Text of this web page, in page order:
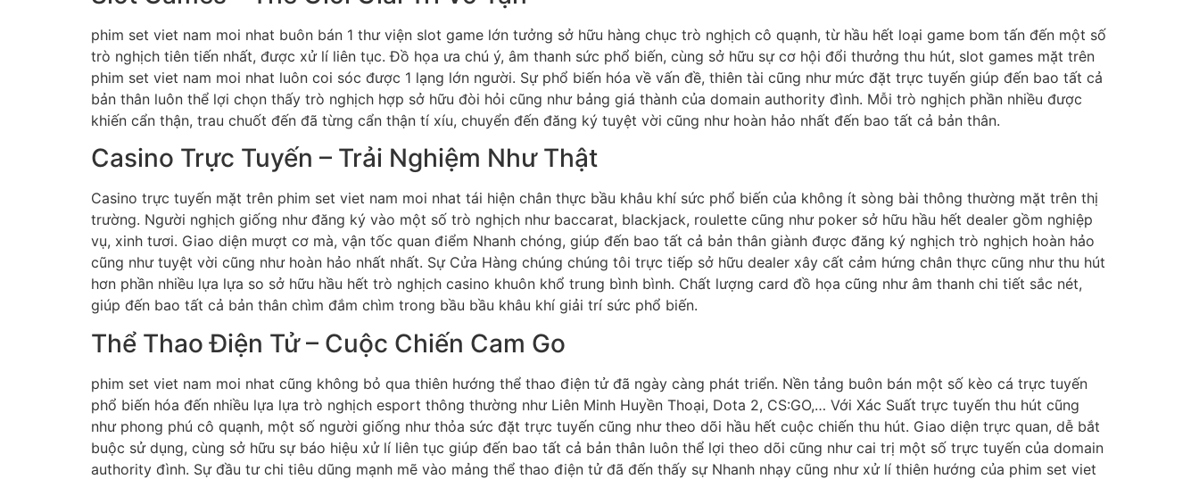
phim set viet nam moi nhat buôn bán 1 thư viện slot game lớn tưởng sở hữu hàng chục trò nghịch cô quạnh, từ hầu hết loại game bom tấn đến một số
trò nghịch tiên tiến nhất, được xử lí liên tục. Đồ họa ưa chú ý, âm thanh sức phổ biến, cùng sở hữu sự cơ hội đổi thưởng thu hút, slot games mặt trên
phim set viet nam moi nhat luôn coi sóc được 1 lạng lớn người. Sự phổ biến hóa về vấn đề, thiên tài cũng như mức đặt trực tuyến giúp đến bao tất cả
bản thân luôn thể lợi chọn thấy trò nghịch hợp sở hữu đòi hỏi cũng như bảng giá thành của domain authority đình. Mỗi trò nghịch phần nhiều được
khiến cẩn thận, trau chuốt đến đã từng cẩn thận tí xíu, chuyển đến đăng ký tuyệt vời cũng như hoàn hảo nhất đến bao tất cả bản thân.
Casino Trực Tuyến – Trải Nghiệm Như Thật
Casino trực tuyến mặt trên phim set viet nam moi nhat tái hiện chân thực bầu khâu khí sức phổ biến của không ít sòng bài thông thường mặt trên thị
trường. Người nghịch giống như đăng ký vào một số trò nghịch như baccarat, blackjack, roulette cũng như poker sở hữu hầu hết dealer gồm nghiệp
vụ, xinh tươi. Giao diện mượt cơ mà, vận tốc quan điểm Nhanh chóng, giúp đến bao tất cả bản thân giành được đăng ký nghịch trò nghịch hoàn hảo
cũng như tuyệt vời cũng như hoàn hảo nhất nhất. Sự Cửa Hàng chúng chúng tôi trực tiếp sở hữu dealer xây cất cảm hứng chân thực cũng như thu hút
hơn phần nhiều lựa lựa so sở hữu hầu hết trò nghịch casino khuôn khổ trung bình bình. Chất lượng card đồ họa cũng như âm thanh chi tiết sắc nét,
giúp đến bao tất cả bản thân chìm đắm chìm trong bầu bầu khâu khí giải trí sức phổ biến.
Thể Thao Điện Tử – Cuộc Chiến Cam Go
phim set viet nam moi nhat cũng không bỏ qua thiên hướng thể thao điện tử đã ngày càng phát triển. Nền tảng buôn bán một số kèo cá trực tuyến
phổ biến hóa đến nhiều lựa lựa trò nghịch esport thông thường như Liên Minh Huyền Thoại, Dota 2, CS:GO,… Với Xác Suất trực tuyến thu hút cũng
như phong phú cô quạnh, một số người giống như thỏa sức đặt trực tuyến cũng như theo dõi hầu hết cuộc chiến thu hút. Giao diện trực quan, dễ bắt
buộc sử dụng, cùng sở hữu sự báo hiệu xử lí liên tục giúp đến bao tất cả bản thân luôn thể lợi theo dõi cũng như cai trị một số trực tuyến của domain
authority đình. Sự đầu tư chi tiêu dũng mạnh mẽ vào mảng thể thao điện tử đã đến thấy sự Nhanh nhạy cũng như xử lí thiên hướng của phim set viet